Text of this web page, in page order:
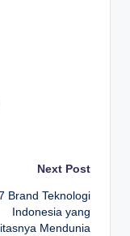
Next Post
Brand Teknologi
Indonesia yang
Mendunia